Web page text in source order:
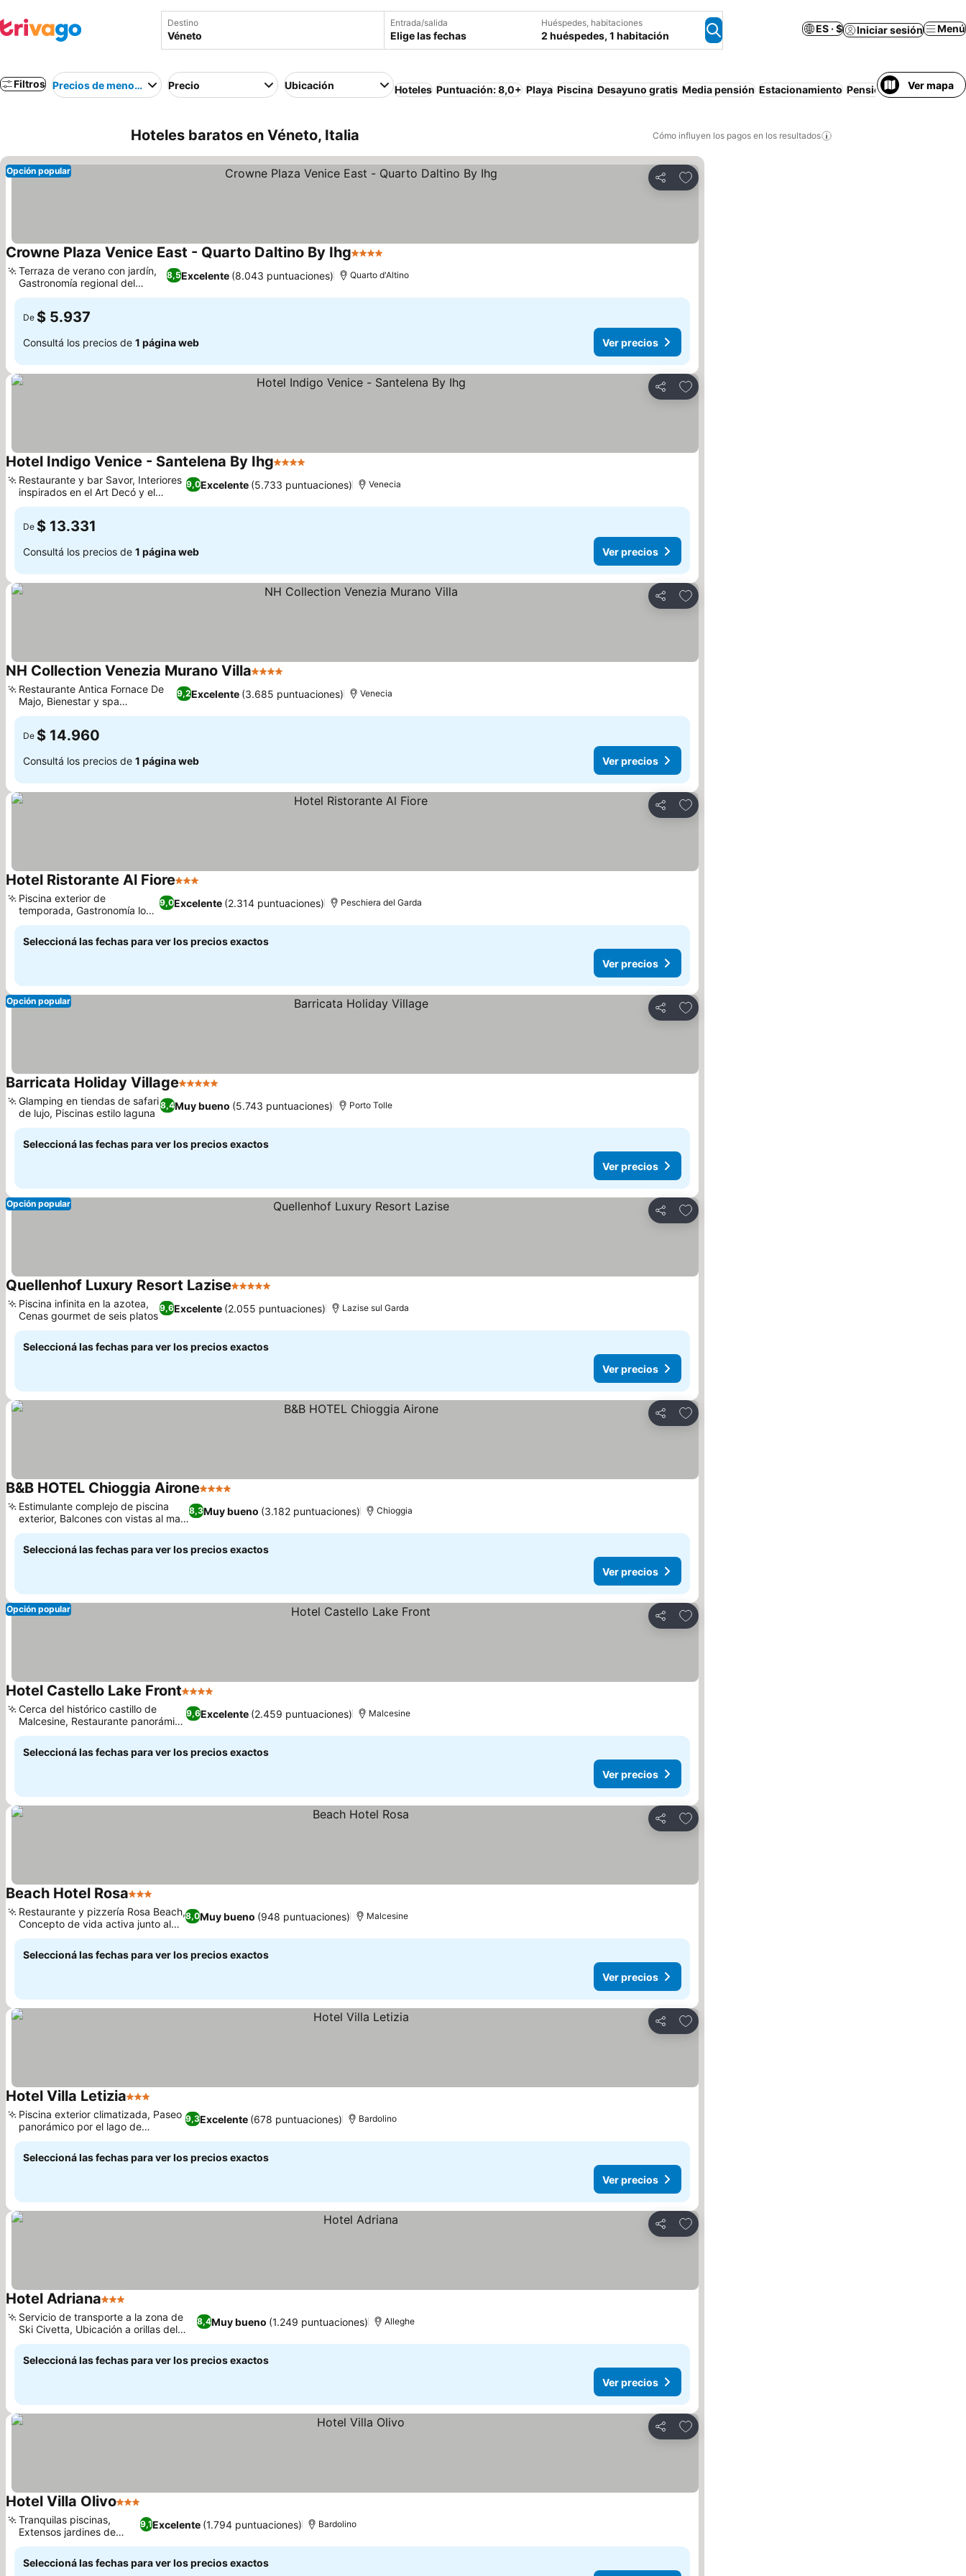
Destino Entrada/salida
Elige las fechas
Huéspedes, habitaciones
2 huéspedes, 1 habitación
ES · $ Iniciar sesión Menú
Filtros Precios de menor a mayorPrecio Ubicación Hoteles Puntuación: 8,0+ Playa Piscina Desayuno gratis Media pensión Estacionamiento Pensión completa
Ver mapa
Hoteles baratos en Véneto, Italia Cómo influyen los pagos en los resultados
Compartir
Añadir a favoritos
Opción popular
Crowne Plaza Venice East - Quarto Daltino By Ihg4 Estrellas
8,5Excelente (8.043 puntuaciones)
Terraza de verano con jardín,
Gastronomía regional del
Véneto
Quarto d'Altino
De $ 5.937
Consultá los precios de 1 página web Ver precios
Compartir
Añadir a favoritos
Hotel Indigo Venice - Santelena By Ihg4 Estrellas
9,0Excelente (5.733 puntuaciones)
Restaurante y bar Savor, Interiores
inspirados en el Art Decó y el
Bizantino
Venecia
De $ 13.331
Consultá los precios de 1 página web Ver precios
Compartir
Añadir a favoritos
NH Collection Venezia Murano Villa4 Estrellas
9,2Excelente (3.685 puntuaciones)
Restaurante Antica Fornace De
Majo, Bienestar y spa
especializados
Venecia
De $ 14.960
Consultá los precios de 1 página web Ver precios
Compartir
Añadir a favoritos
Hotel Ristorante Al Fiore3 Estrellas
9,0Excelente (2.314 puntuaciones)
Piscina exterior de
temporada, Gastronomía local
refinada
Peschiera del Garda
Seleccioná las fechas para ver los precios exactos
Ver precios
Compartir
Añadir a favoritos
Opción popular
Barricata Holiday Village5 Estrellas
8,4Muy bueno (5.743 puntuaciones)
Glamping en tiendas de safari
de lujo, Piscinas estilo laguna
Porto Tolle
Seleccioná las fechas para ver los precios exactos
Ver precios
Compartir
Añadir a favoritos
Opción popular
Quellenhof Luxury Resort Lazise5 Estrellas
9,6Excelente (2.055 puntuaciones)
Piscina infinita en la azotea,
Cenas gourmet de seis platos
Lazise sul Garda
Seleccioná las fechas para ver los precios exactos
Ver precios
Compartir
Añadir a favoritos
B&B HOTEL Chioggia Airone4 Estrellas
8,3Muy bueno (3.182 puntuaciones)
Estimulante complejo de piscina
exterior, Balcones con vistas al mar
Adriático
Chioggia
Seleccioná las fechas para ver los precios exactos
Ver precios
Compartir
Añadir a favoritos
Opción popular
Hotel Castello Lake Front4 Estrellas
9,6Excelente (2.459 puntuaciones)
Cerca del histórico castillo de
Malcesine, Restaurante panorámico
Al Bacio
Malcesine
Seleccioná las fechas para ver los precios exactos
Ver precios
Compartir
Añadir a favoritos
Beach Hotel Rosa3 Estrellas
8,0Muy bueno (948 puntuaciones)
Restaurante y pizzería Rosa Beach,
Concepto de vida activa junto al
lago
Malcesine
Seleccioná las fechas para ver los precios exactos
Ver precios
Compartir
Añadir a favoritos
Hotel Villa Letizia3 Estrellas
9,3Excelente (678 puntuaciones)
Piscina exterior climatizada, Paseo
panorámico por el lago de
Bardolino
Bardolino
Seleccioná las fechas para ver los precios exactos
Ver precios
Compartir
Añadir a favoritos
Hotel Adriana3 Estrellas
8,4Muy bueno (1.249 puntuaciones)
Servicio de transporte a la zona de
Ski Civetta, Ubicación a orillas del
lago Alleghe
Alleghe
Seleccioná las fechas para ver los precios exactos
Ver precios
Compartir
Añadir a favoritos
Hotel Villa Olivo3 Estrellas
9,1Excelente (1.794 puntuaciones)
Tranquilas piscinas,
Extensos jardines de
olivos
Bardolino
Seleccioná las fechas para ver los precios exactos